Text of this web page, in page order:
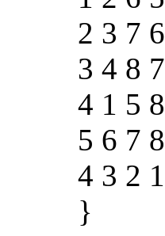
2 3 7 6
3 4 8 7
4 1 5 8
5 6 7 8
4 3 2 1
}